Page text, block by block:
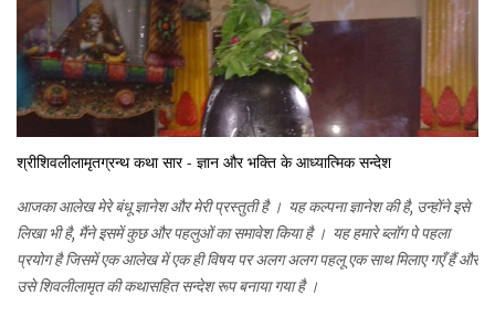
श्रीशिवलीलामृतग्रन्थ कथा सार - ज्ञान और भक्ति के आध्यात्मिक सन्देश
आजका आलेख मेरे बंधू ज्ञानेश और मेरी प्रस्तुती है । यह कल्पना ज्ञानेश की है, उन्होंने इसे
लिखा भी है, मैंने इसमें कुछ और पहलुओं का समावेश किया है । यह हमारे ब्लॉग पे पहला
प्रयोग है जिसमें एक आलेख में एक ही विषय पर अलग अलग पहलू एक साथ मिलाए गएँ हैं और
उसे शिवलीलामृत की कथासहित सन्देश रूप बनाया गया है ।